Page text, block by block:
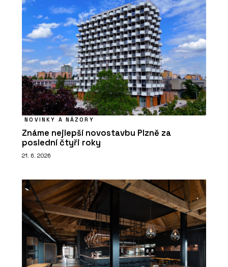
NOVINKY A NÁZORY
Známe nejlepší novostavbu Plzně za
poslední čtyři roky
21. 6. 2026